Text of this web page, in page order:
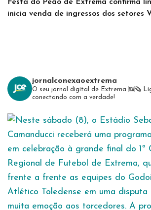
Festa do Peão de Extrema confirma
inicia venda de ingressos dos setores
jornalconexaoextrema
O seu jornal digital de Extrema 🆕️🗞
conectando com a verdade!